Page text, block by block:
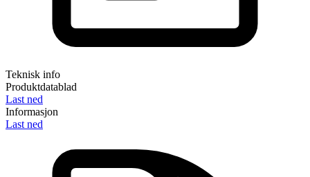
Teknisk info
Produktdatablad
Last ned
Informasjon
Last ned